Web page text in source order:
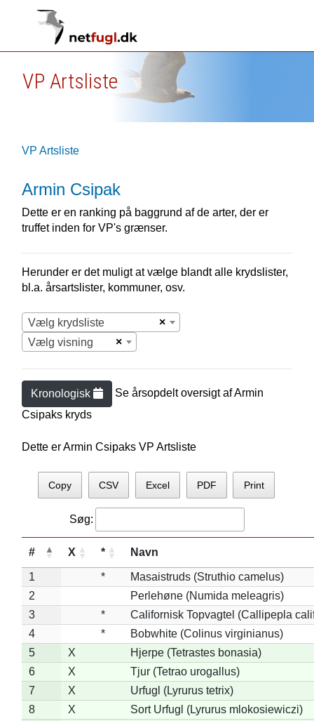
VP Artsliste
VP Artsliste
Armin Csipak
Dette er en ranking på baggrund af de arter, der er
truffet inden for VP's grænser.
Herunder er det muligt at vælge blandt alle krydslister,
bl.a. årsartslister, kommuner, osv.
×
Vælg krydsliste
×
Vælg visning
Kronologisk Se årsopdelt oversigt afArmin
Csipaks kryds
Dette er Armin Csipaks VP Artsliste
Copy CSV Excel PDF Print
Søg:
# X * Navn
1 *
Masaistruds (Struthio camelus)
2
Perlehøne (Numida meleagris)
3
*
Californisk Topvagtel (Callipepla
4
*
Bobwhite (Colinus virginianus)
5
X
Hjerpe (Tetrastes bonasia)
6
X
Tjur (Tetrao urogallus)
7
X
Urfugl (Lyrurus tetrix)
8
X
Sort Urfugl (Lyrurus mlokosiewiczi)